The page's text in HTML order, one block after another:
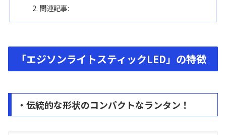
関連記事:
「エジソンライトスティックLED」の特徴
・伝統的な形状のコンパクトなランタン！